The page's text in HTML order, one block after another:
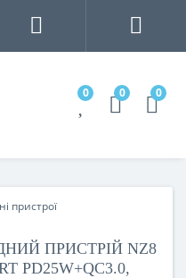
0 0 0
пристрої
ПРИСТРІЙ NZ8
PD25W+QC3.0,